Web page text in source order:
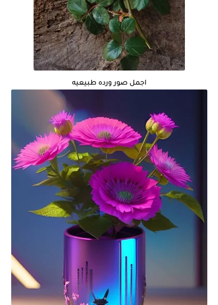
اجمل صور ورده طبيعيه